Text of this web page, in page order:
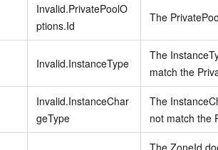
Invalid.PrivatePoolO
ptions.Id
The
Invalid.InstanceType
The
match the
Invalid.InstanceChar
geType
The
not match the
The ZoneId